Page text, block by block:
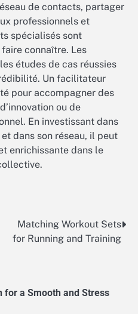
de contacts, partager
professionnels et
spécialisés sont
connaître. Les
études de cas réussies
Un facilitateur
pour accompagner des
ou de
En investissant dans
dans son réseau, il peut
enrichissante dans le
Matching Workout Sets
for Running and Training
for a Smooth and Stress